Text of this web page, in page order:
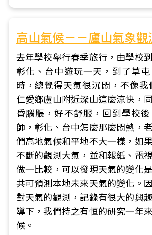
高山氣候－－廬山氣象觀
去年學校舉行春季旅行，由學校
彰化、台中遊玩一天，到了草
時，總覺得天氣很沉悶，不像
仁愛鄉盧山附近深山這麼涼快，
昏腦脹，好不舒服，回到學校
師，彰化、台中怎麼那麼悶熱，
們高地氣候和平地不大一樣，如
不斷的觀測大氣，並和報紙、電
做一比較，可以發現天氣的變化
共可預測本地未來天氣的變化。
對天氣的觀測，記錄有很大的興
導下，我們持之有恒的研究一年
候。